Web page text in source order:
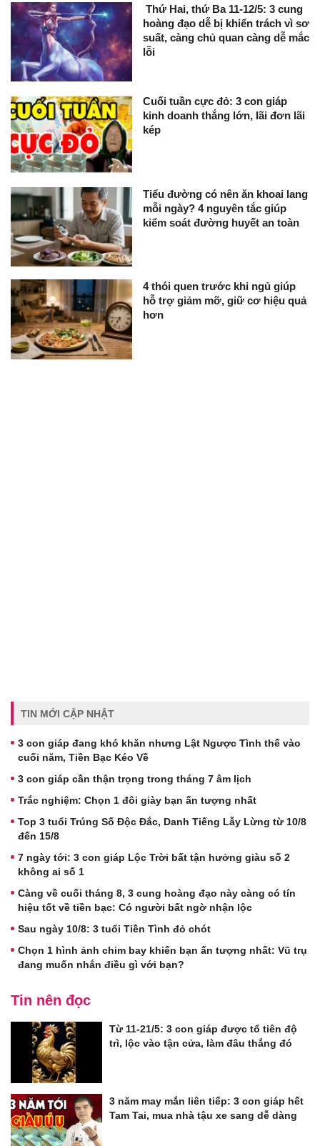
Thứ Hai, thứ Ba 11-12/5: 3 cung
hoàng đạo dễ bị khiển trách vì sơ
suất, càng chủ quan càng dễ mắc
lỗi
Cuối tuần cực đỏ: 3 con giáp
kinh doanh thắng lớn, lãi đơn lãi
kép
Tiểu đường có nên ăn khoai lang
mỗi ngày? 4 nguyên tắc giúp
kiểm soát đường huyết an toàn
4 thói quen trước khi ngủ giúp
hỗ trợ giảm mỡ, giữ cơ hiệu quả
hơn
TIN MỚI CẬP NHẬT
3 con giáp đang khó khăn nhưng Lật Ngược Tình thế vào
cuối năm, Tiền Bạc Kéo Về
3 con giáp cần thận trọng trong tháng 7 âm lịch
Trắc nghiệm: Chọn 1 đôi giày bạn ấn tượng nhất
Top 3 tuổi Trúng Số Độc Đắc, Danh Tiếng Lẫy Lừng từ 10/8
đến 15/8
7 ngày tới: 3 con giáp Lộc Trời bất tận hưởng giàu số 2
không ai số 1
Càng về cuối tháng 8, 3 cung hoàng đạo này càng có tín
hiệu tốt về tiền bạc: Có người bất ngờ nhận lộc
Sau ngày 10/8: 3 tuổi Tiền Tình đỏ chót
Chọn 1 hình ảnh chim bay khiến bạn ấn tượng nhất: Vũ trụ
đang muốn nhắn điều gì với bạn?
Tin nên đọc
Từ 11-21/5: 3 con giáp được tổ tiên độ
trì, lộc vào tận cửa, làm đâu thắng đó
3 năm may mắn liên tiếp: 3 con giáp hết
Tam Tai, mua nhà tậu xe sang dễ dàng